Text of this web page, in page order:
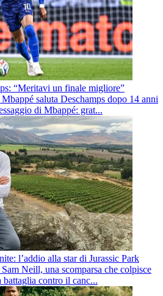
“Meritavi un finale migliore”
saluta Deschamps dopo 14 anni
di Mbappé: grat...
l’addio alla star di Jurassic Park
Neill, una scomparsa che colpisce
contro il canc...